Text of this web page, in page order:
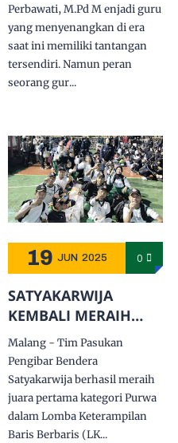
Perbawati, M.Pd M enjadi guru
yang menyenangkan di era
saat ini memiliki tantangan
tersendiri. Namun peran
seorang gur...
19 JUN 2025 0
SATYAKARWIJA
KEMBALI MERAIH
PRESTASI
Malang - Tim Pasukan
Pengibar Bendera
Satyakarwija berhasil meraih
juara pertama kategori Purwa
dalam Lomba Keterampilan
Baris Berbaris (LK...